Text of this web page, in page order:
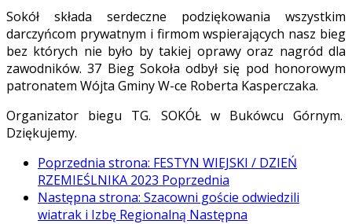
Sokół składa serdeczne podziękowania wszystkim
darczyńcom prywatnym i firmom wspierających nasz bieg
bez których nie było by takiej oprawy oraz nagród dla
zawodników. 37 Bieg Sokoła odbył się pod honorowym
patronatem Wójta Gminy W-ce Roberta Kasperczaka.
Organizator biegu TG. SOKÓŁ w Bukówcu Górnym.
Dziękujemy.
Poprzednia strona: FESTYN WIEJSKI / DZIEŃ
RZEMIEŚLNIKA 2023 Poprzednia
Następna strona: Szacowni goście odwiedzili
wiatrak i Izbę Regionalną Następna